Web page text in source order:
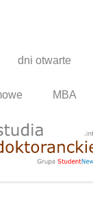
dni otwarte
MBA